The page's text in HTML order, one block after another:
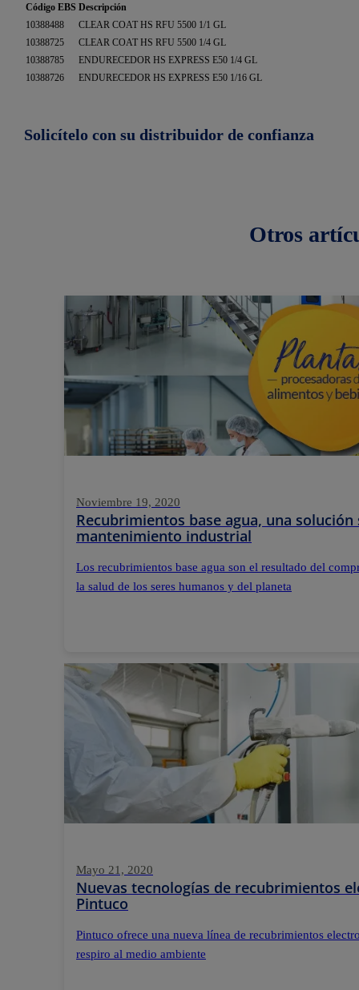
Código EBS Descripción
10388488
CLEAR COAT HS RFU 5500 1/1 GL
10388725
CLEAR COAT HS RFU 5500 1/4 GL
10388785
ENDURECEDOR HS EXPRESS E50 1/4 GL
10388726
ENDURECEDOR HS EXPRESS E50 1/16 GL
Solicítelo con su distribuidor de confianza
Otros
Noviembre 19, 2020
Recubrimientos base agua, una
mantenimiento industrial
Los recubrimientos base agua son el resultado del
la salud de los seres humanos y del planeta
Mayo 21, 2020
Nuevas tecnologías de recubrimientos
Pintuco
Pintuco ofrece una nueva línea de recubrimientos
respiro al medio ambiente